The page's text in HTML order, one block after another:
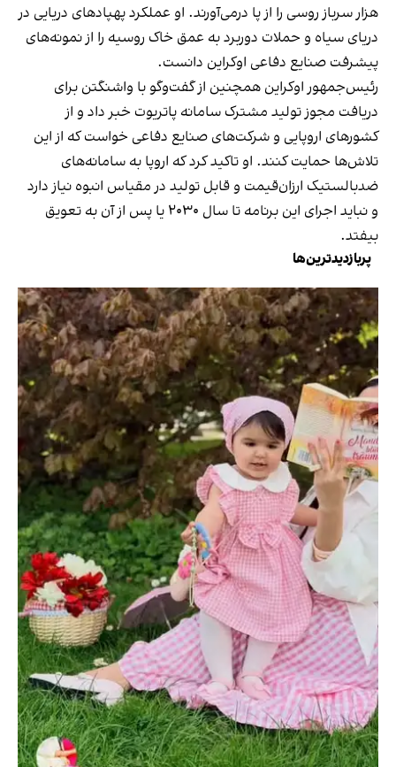
هزار سرباز روسی را از پا درمی‌آورند. او عملکرد پهپادهای دریایی در
دریای سیاه و حملات دوربرد به عمق خاک روسیه را از نمونه‌های
پیشرفت صنایع دفاعی اوکراین دانست.
رئیس‌جمهور اوکراین همچنین از گفت‌وگو با واشنگتن برای
دریافت مجوز تولید مشترک سامانه پاتریوت خبر داد و از
کشورهای اروپایی و شرکت‌های صنایع دفاعی خواست که از این
تلاش‌ها حمایت کنند. او تاکید کرد که اروپا به سامانه‌های
ضدبالستیک ارزان‌قیمت و قابل تولید در مقیاس انبوه نیاز دارد
و نباید اجرای این برنامه تا سال ۲۰۳۰ یا پس از آن به تعویق
بیفتد.
پربازدیدترین‌ها